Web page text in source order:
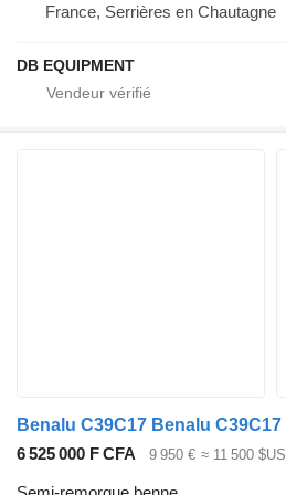
France, Serrières en Chautagne
DB EQUIPMENT
6 525 000 F CFA 9 950 € ≈ 11 500 $US